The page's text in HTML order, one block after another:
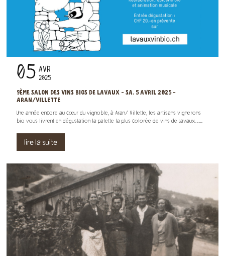
05 AVR
2025
9ÈME SALON DES VINS BIOS DE LAVAUX - SA. 5 AVRIL 2025 -
ARAN/VILLETTE
Une année encore au cœur du vignoble, à Aran/ Villette, les artisans vignerons
bio vous livrent en dégustation la palette la plus colorée de vins de Lavaux…...
lire la suite